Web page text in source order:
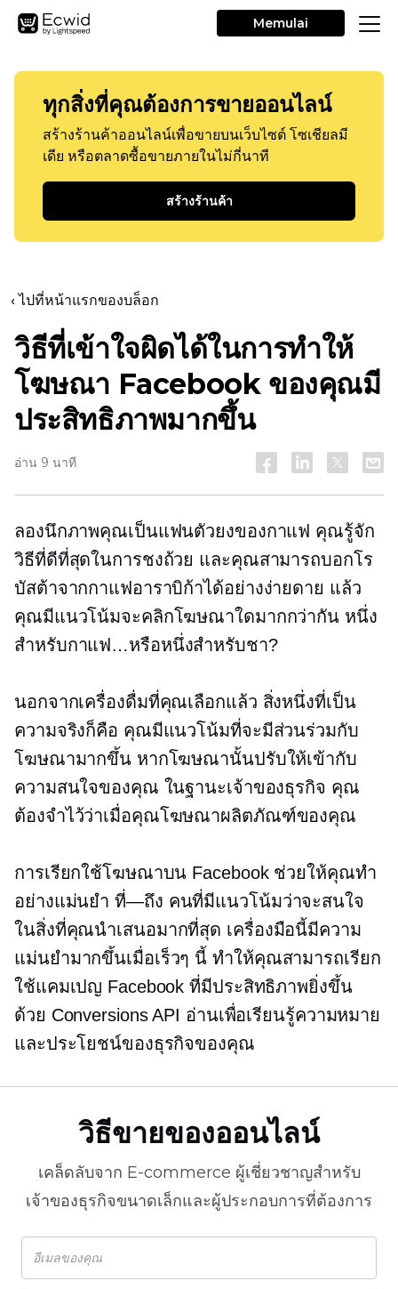
Memulai
ทุกสิ่งที่คุณต้องการขายออนไลน์
สร้างร้านค้าออนไลน์เพื่อขายบนเว็บไซต์ โซเชียลมี
เดีย หรือตลาดซื้อขายภายในไม่กี่นาที
สร้างร้านค้า
‹ ไปที่หน้าแรกของบล็อก
วิธีที่เข้าใจผิดได้ในการทำให้
โฆษณา Facebook ของคุณมี
ประสิทธิภาพมากขึ้น
อ่าน 9 นาที
ลองนึกภาพคุณเป็นแฟนตัวยงของกาแฟ คุณรู้จัก
วิธีที่ดีที่สุดในการชงถ้วย และคุณสามารถบอกโร
บัสต้าจากกาแฟอาราบิก้าได้อย่างง่ายดาย แล้ว
คุณมีแนวโน้มจะคลิกโฆษณาใดมากกว่ากัน หนึ่ง
สำหรับกาแฟ…หรือหนึ่งสำหรับชา?
นอกจากเครื่องดื่มที่คุณเลือกแล้ว สิ่งหนึ่งที่เป็น
ความจริงก็คือ คุณมีแนวโน้มที่จะมีส่วนร่วมกับ
โฆษณามากขึ้น หากโฆษณานั้นปรับให้เข้ากับ
ความสนใจของคุณ ในฐานะเจ้าของธุรกิจ คุณ
ต้องจำไว้ว่าเมื่อคุณโฆษณาผลิตภัณฑ์ของคุณ
การเรียกใช้โฆษณาบน Facebook ช่วยให้คุณทำ
อย่างแม่นยำที่—ถึง คนที่มีแนวโน้มว่าจะสนใจ
ในสิ่งที่คุณนำเสนอมากที่สุด เครื่องมือนี้มีความ
แม่นยำมากขึ้นเมื่อเร็วๆ นี้ ทำให้คุณสามารถเรียก
ใช้แคมเปญ Facebook ที่มีประสิทธิภาพยิ่งขึ้น
ด้วย Conversions API อ่านเพื่อเรียนรู้ความหมาย
และประโยชน์ของธุรกิจของคุณ
วิธีขายของออนไลน์
เคล็ดลับจาก E-commerce ผู้เชี่ยวชาญสำหรับ
เจ้าของธุรกิจขนาดเล็กและผู้ประกอบการที่ต้องการ